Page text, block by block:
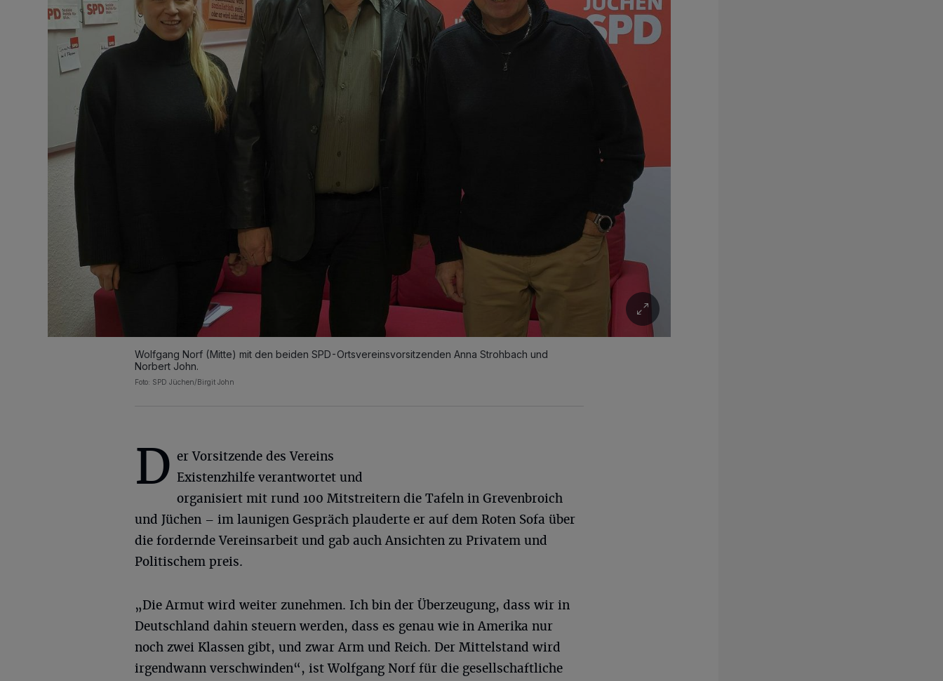
Wolfgang Norf (Mitte) mit den beiden SPD-Ortsvereinsvorsitzenden Anna Strohbach und
Norbert John.
Foto: SPD Jüchen/Birgit John
D er Vorsitzende des Vereins
Existenzhilfe verantwortet und
organisiert mit rund 100 Mitstreitern die Tafeln in Grevenbroich
und Jüchen – im launigen Gespräch plauderte er auf dem Roten Sofa über
die fordernde Vereinsarbeit und gab auch Ansichten zu Privatem und
Politischem preis.
„Die Armut wird weiter zunehmen. Ich bin der Überzeugung, dass wir in
Deutschland dahin steuern werden, dass es genau wie in Amerika nur
noch zwei Klassen gibt, und zwar Arm und Reich. Der Mittelstand wird
irgendwann verschwinden“, ist Wolfgang Norf für die gesellschaftliche